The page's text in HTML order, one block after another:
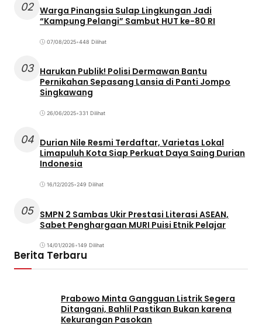
02 Warga Pinangsia Sulap Lingkungan Jadi
“Kampung Pelangi” Sambut HUT ke-80 RI
07/08/2025•448 Dilihat
03 Harukan Publik! Polisi Dermawan Bantu
Pernikahan Sepasang Lansia di Panti Jompo
Singkawang
26/06/2025•331 Dilihat
04 Durian Nile Resmi Terdaftar, Varietas Lokal
Limapuluh Kota Siap Perkuat Daya Saing Durian
Indonesia
16/12/2025•249 Dilihat
05 SMPN 2 Sambas Ukir Prestasi Literasi ASEAN,
Sabet Penghargaan MURI Puisi Etnik Pelajar
14/01/2026•149 Dilihat
Berita Terbaru
Prabowo Minta Gangguan Listrik Segera
Ditangani, Bahlil Pastikan Bukan karena
Kekurangan Pasokan